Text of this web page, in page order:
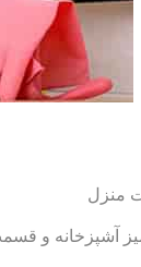
منزل
آشپزخانه و